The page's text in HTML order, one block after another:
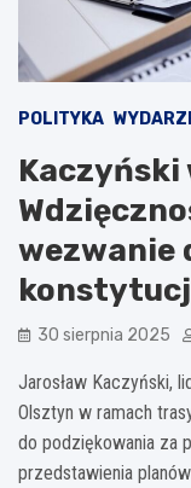
POLITYKA
Kaczyński
wezwanie
30 sierpnia 2025
Jarosław Kaczyński,
Olsztyn w ramach
do podziękowania za
przedstawienia